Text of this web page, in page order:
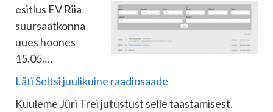
esitlus EV Riia
suursaatkonna
uues hoones
15.05….
Läti Seltsi juulikuine raadiosaade
Kuuleme Jüri Trei jutustust selle taastamisest.